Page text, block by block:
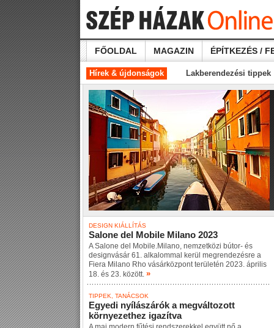
FŐOLDAL MAGAZIN ÉPÍTKEZÉS /
Hírek & újdonságok Lakberendezési tippek
DESIGN KIÁLLÍTÁS
Salone del Mobile Milano 2023
A Salone del Mobile.Milano, nemzetközi bútor- és
designvásár 61. alkalommal kerül megrendezésre a
Fiera Milano Rho vásárközpont területén 2023. április
18. és 23. között. »
TIPPEK, TANÁCSOK
Egyedi nyílászárók a megváltozott
környezethez igazítva